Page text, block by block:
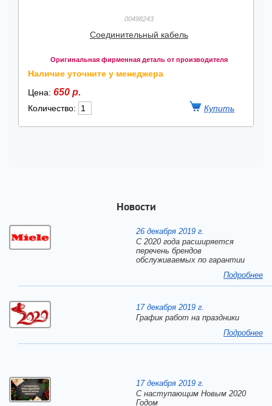
00498243
Соединительный кабель
Оригинальная фирменная деталь от производителя
Наличие уточните у менеджера
Цена: 650 р.
Количество:
Новости
26 декабря 2019 г.
С 2020 года расширяется
перечень брендов
обслуживаемых по гарантии
Подробнее
17 декабря 2019 г.
График работ на праздники
Подробнее
17 декабря 2019 г.
C наступающим Новым 2020
Годом